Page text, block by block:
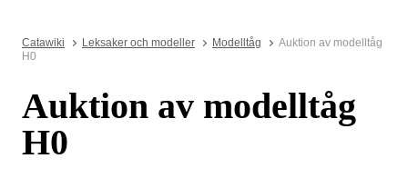
Catawiki Leksaker och modeller Modelltåg
Auktion av modelltåg
H0
Auktion av modelltåg
H0